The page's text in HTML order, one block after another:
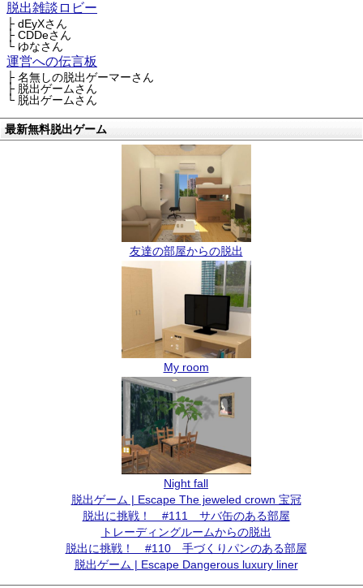
脱出雑談ロビー
├ dEyXさん
├ CDDeさん
└ ゆなさん
運営への伝言板
├ 名無しの脱出ゲーマーさん
├ 脱出ゲームさん
└ 脱出ゲームさん
最新無料脱出ゲーム
友達の部屋からの脱出
My room
Night fall
脱出ゲーム | Escape The jeweled crown 宝冠
脱出に挑戦！ #111 サバ缶のある部屋
トレーディングルームからの脱出
脱出に挑戦！ #110 手づくりパンのある部屋
脱出ゲーム | Escape Dangerous luxury liner